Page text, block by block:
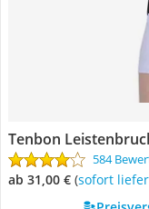
Tenbon
584
ab 31,00 € ( Sofort